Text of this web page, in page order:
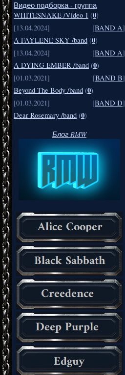
Видео подборка - группа
WHITESNAKE /Video 1 (0)
[13.04.2024]
[BAND A]
A FAYLENE SKY /band (0)
[13.04.2024]
[BAND A]
A DYING EMBER /band (0)
[01.03.2021]
[BAND B]
Beyond The Body /band (0)
[01.03.2021]
[BAND D]
Dear Rosemary /band (0)
Блог RMW